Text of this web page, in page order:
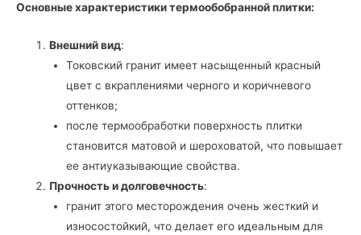
Основные характеристики термообобранной плитки:
Внешний вид:
Токовский гранит имеет насыщенный красный
цвет с вкраплениями черного и коричневого
оттенков;
после термообработки поверхность плитки
становится матовой и шероховатой, что повышает
ее антиуказывающие свойства.
Прочность и долговечность:
гранит этого месторождения очень жесткий и
износостойкий, что делает его идеальным для